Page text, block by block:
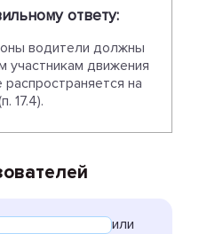
ответу:
водители должны
участникам движения
распространяется на
17.4).
или